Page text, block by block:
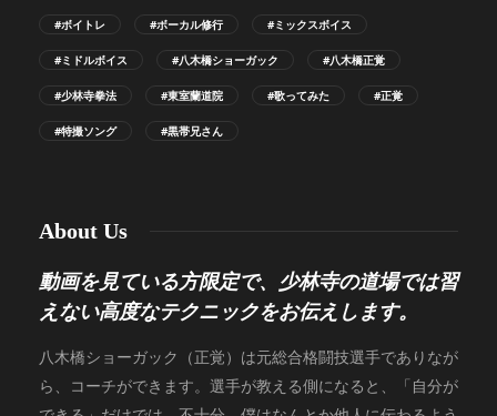
#ボイトレ #ボーカル修行 #ミックスボイス
#ミドルボイス #八木橋ショーガック #八木橋正覚
#少林寺拳法 #東室蘭道院 #歌ってみた #正覚
#特撮ソング #黒帯兄さん
About Us
動画を見ている方限定で、少林寺の道場では習
えない高度なテクニックをお伝えします。
八木橋ショーガック（正覚）は元総合格闘技選手でありなが
ら、コーチができます。選手が教える側になると、「自分が